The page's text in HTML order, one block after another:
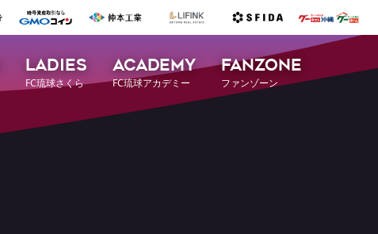
LADIES
FC琉球さくら
ACADEMY
FC琉球アカデミー
FANZONE
ファンゾーン